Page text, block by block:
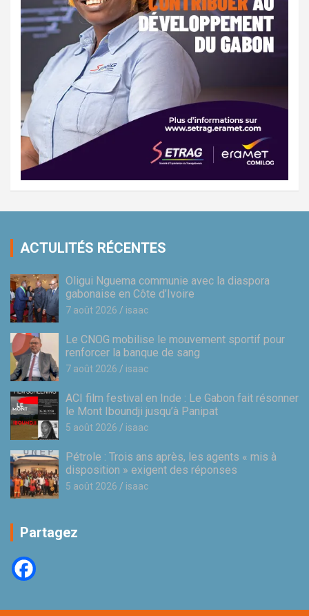
ACTULITÉS RÉCENTES
Oligui Nguema communie avec la diaspora
gabonaise en Côte d’Ivoire
7 août 2026 isaac
Le CNOG mobilise le mouvement sportif pour
renforcer la banque de sang
7 août 2026 isaac
ACI film festival en Inde : Le Gabon fait résonner
le Mont Iboundji jusqu’à Panipat
5 août 2026 isaac
Pétrole : Trois ans après, les agents « mis à
disposition » exigent des réponses
5 août 2026 isaac
Partagez